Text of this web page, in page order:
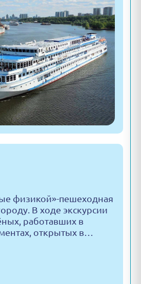
физикой»-пешеходная
В ходе экскурсии
работавших в
открытых в…